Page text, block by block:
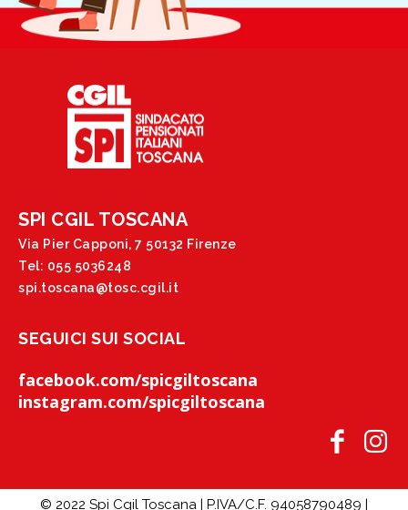
SPI CGIL TOSCANA
Via Pier Capponi, 7 50132 Firenze
Tel: 055 5036248
spi.toscana@tosc.cgil.it
SEGUICI SUI SOCIAL
facebook.com/spicgiltoscana
instagram.com/spicgiltoscana
© 2022 Spi Cgil Toscana | P.IVA/C.F. 94058790489 |